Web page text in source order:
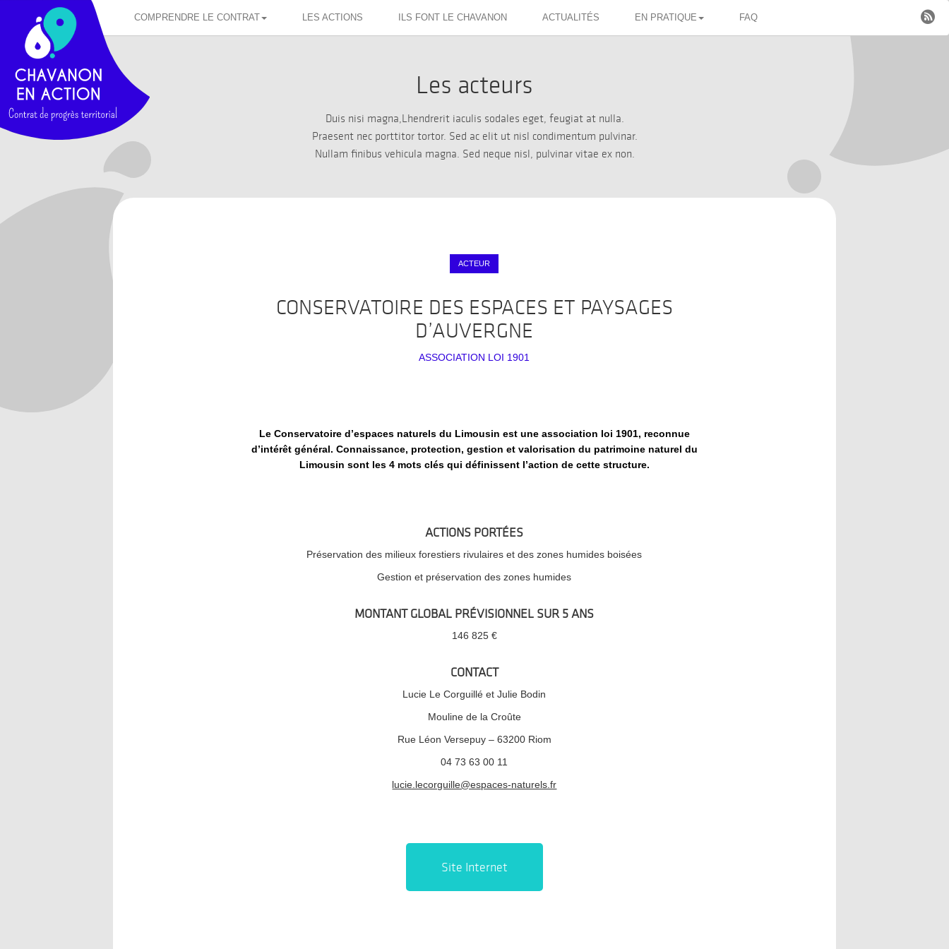
COMPRENDRE LE CONTRAT LES ACTIONS ILS FONT LE CHAVANON ACTUALITÉS EN PRATIQUE FAQ 
Les acteurs
Duis nisi magna,Lhendrerit iaculis sodales eget, feugiat at nulla.
Praesent nec porttitor tortor. Sed ac elit ut nisl condimentum pulvinar.
Nullam finibus vehicula magna. Sed neque nisl, pulvinar vitae ex non.
ACTEUR
CONSERVATOIRE DES ESPACES ET PAYSAGES
D’AUVERGNE
ASSOCIATION LOI 1901
Le Conservatoire d’espaces naturels du Limousin est une association loi 1901, reconnue
d’intérêt général. Connaissance, protection, gestion et valorisation du patrimoine naturel du
Limousin sont les 4 mots clés qui définissent l’action de cette structure.
ACTIONS PORTÉES
Préservation des milieux forestiers rivulaires et des zones humides boisées
Gestion et préservation des zones humides
MONTANT GLOBAL PRÉVISIONNEL SUR 5 ANS
146 825 €
CONTACT
Lucie Le Corguillé et Julie Bodin
Mouline de la Croûte
Rue Léon Versepuy – 63200 Riom
04 73 63 00 11
lucie.lecorguille@espaces-naturels.fr
Site Internet